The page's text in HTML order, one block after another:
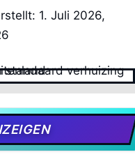
1. Juli 2026,